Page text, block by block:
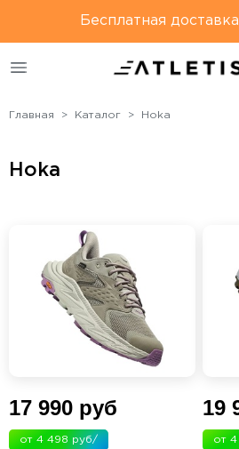
Только оригинальная
продукция
Бесплатная
Главная Каталог Hoka
Hoka
17 990 руб
от 4 498 руб/
19
от